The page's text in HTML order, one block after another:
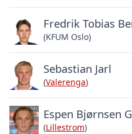
Fredrik Tobias
(KFUM Oslo)
Sebastian Jarl
(Valerenga)
Espen Bjørnsen
(Lillestrom)